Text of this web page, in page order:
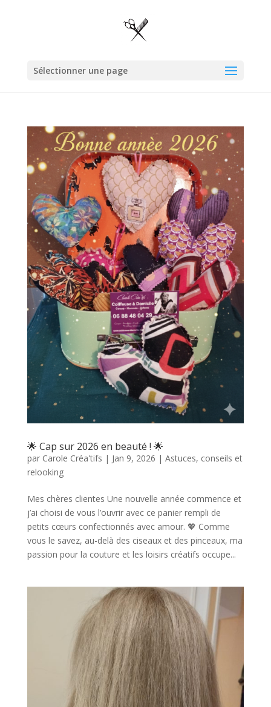
Sélectionner une page
🌟 Cap sur 2026 en beauté ! 🌟
par Carole Créa'tifs | Jan 9, 2026 | Astuces, conseils et
relooking
Mes chères clientes Une nouvelle année commence et
j’ai choisi de vous l’ouvrir avec ce panier rempli de
petits cœurs confectionnés avec amour. 💖 Comme
vous le savez, au-delà des ciseaux et des pinceaux, ma
passion pour la couture et les loisirs créatifs occupe...